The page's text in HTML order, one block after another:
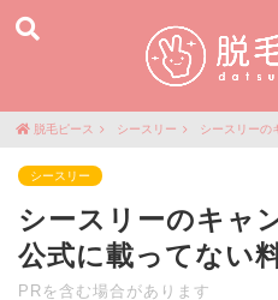
脱毛ピース シースリー シースリーの
シースリー
シースリーのキャ
公式に載ってない
PRを含む場合があります